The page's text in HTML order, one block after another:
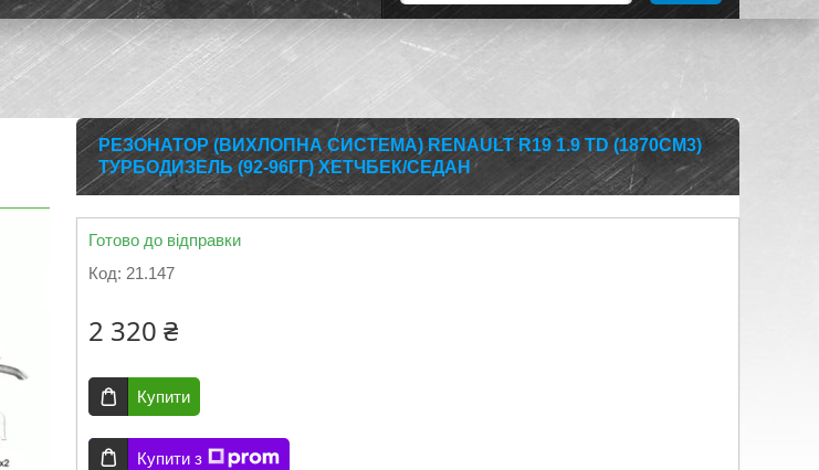
РЕЗОНАТОР (ВИХЛОПНА СИСТЕМА) RENAULT R19 1.9 TD (1870СМ3)
ТУРБОДИЗЕЛЬ (92-96ГГ) ХЕТЧБЕК/СЕДАН
Готово до відправки
Код: 21.147
2 320 ₴
Купити
Купити з